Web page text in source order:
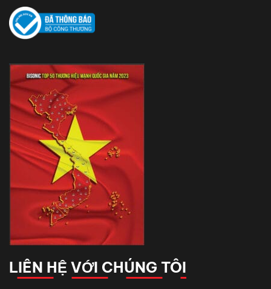
LIÊN HỆ VỚI CHÚNG TÔI